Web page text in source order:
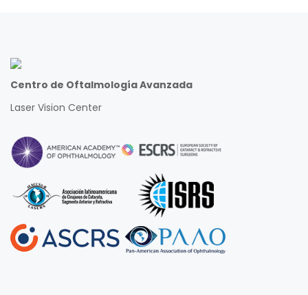
Centro de Oftalmología Avanzada
Laser Vision Center